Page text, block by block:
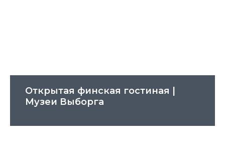
Открытая финская гостиная |
Музеи Выборга